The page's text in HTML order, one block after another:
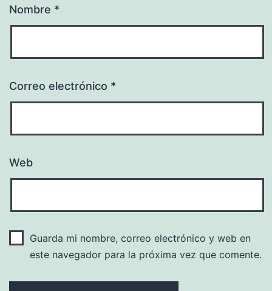
Nombre *
Correo electrónico *
Web
Guarda mi nombre, correo electrónico y web en
este navegador para la próxima vez que comente.